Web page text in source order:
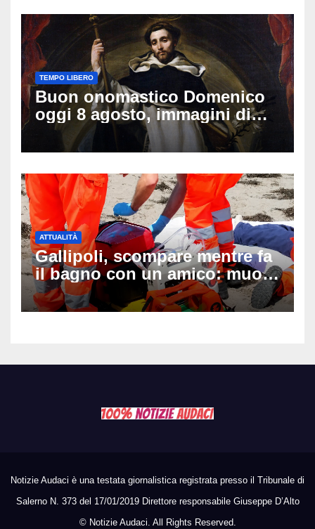
TEMPO LIBERO
Buon onomastico Domenico
oggi 8 agosto, immagini di
auguri da condividere
ATTUALITÀ
Gallipoli, scompare mentre fa
il bagno con un amico: muore
a 19 anni dopo 45 minuti di
disperati tentativi di
Notizie Audaci è una testata giornalistica registrata presso il Tribunale di
Salerno N. 373 del 17/01/2019 Direttore responsabile Giuseppe D’Alto
© Notizie Audaci. All Rights Reserved.